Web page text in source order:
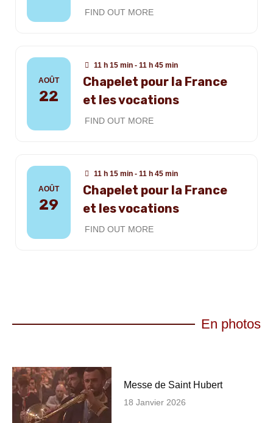
FIND OUT MORE
AOÛT
22
11 h 15 min - 11 h 45 min
Chapelet pour la France
et les vocations
FIND OUT MORE
AOÛT
29
11 h 15 min - 11 h 45 min
Chapelet pour la France
et les vocations
FIND OUT MORE
En photos
Messe de Saint Hubert
18 Janvier 2026